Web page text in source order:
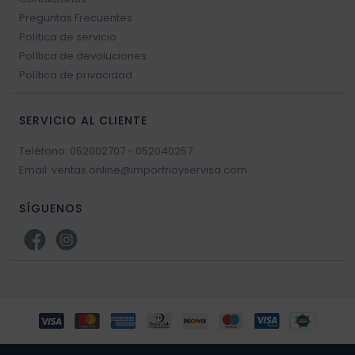
Preguntas Frecuentes
Política de servicio
Política de devoluciones
Política de privacidad
SERVICIO AL CLIENTE
Teléfono: 052002707 - 052040257
Email: ventas.online@imporfrioyservisa.com
SÍGUENOS